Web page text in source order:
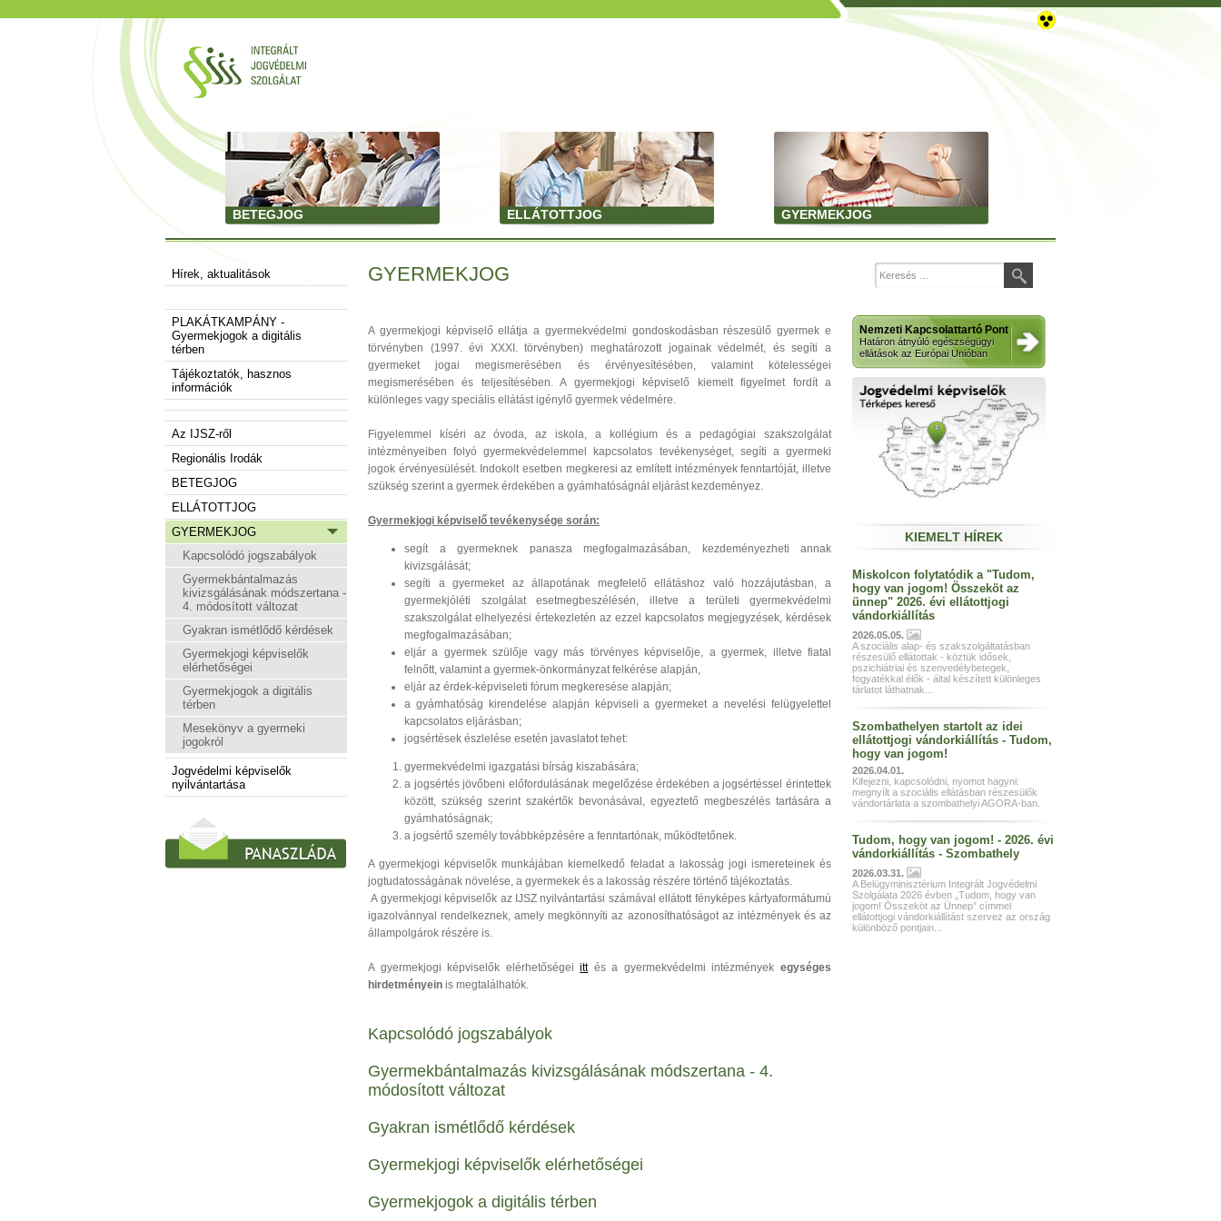
BETEGJOG ELLÁTOTTJOG GYERMEKJOG
Hírek, aktualitások
PLAKÁTKAMPÁNY -
Gyermekjogok a digitális
térben
Tájékoztatók, hasznos
információk
Az IJSZ-ről
Regionális Irodák
BETEGJOG
ELLÁTOTTJOG
GYERMEKJOG
Kapcsolódó jogszabályok
Gyermekbántalmazás
kivizsgálásának módszertana -
4. módosított változat
Gyakran ismétlődő kérdések
Gyermekjogi képviselők
elérhetőségei
Gyermekjogok a digitális
térben
Mesekönyv a gyermeki
jogokról
Jogvédelmi képviselők
nyilvántartása
GYERMEKJOG
A gyermekjogi képviselő ellátja a gyermekvédelmi gondoskodásban részesülő gyermek e
törvényben (1997. évi XXXI. törvényben) meghatározott jogainak védelmét, és segíti a
gyermeket jogai megismerésében és érvényesítésében, valamint kötelességei
megismerésében és teljesítésében. A gyermekjogi képviselő kiemelt figyelmet fordít a
különleges vagy speciális ellátást igénylő gyermek védelmére.
Figyelemmel kíséri az óvoda, az iskola, a kollégium és a pedagógiai szakszolgálat
intézményeiben folyó gyermekvédelemmel kapcsolatos tevékenységet, segíti a gyermeki
jogok érvényesülését. Indokolt esetben megkeresi az említett intézmények fenntartóját, illetve
szükség szerint a gyermek érdekében a gyámhatóságnál eljárást kezdeményez.
Gyermekjogi képviselő tevékenysége során:
segít a gyermeknek panasza megfogalmazásában, kezdeményezheti annak
kivizsgálását;
segíti a gyermeket az állapotának megfelelő ellátáshoz való hozzájutásban, a
gyermekjóléti szolgálat esetmegbeszélésén, illetve a területi gyermekvédelmi
szakszolgálat elhelyezési értekezletén az ezzel kapcsolatos megjegyzések, kérdések
megfogalmazásában;
eljár a gyermek szülője vagy más törvényes képviselője, a gyermek, illetve fiatal
felnőtt, valamint a gyermek-önkormányzat felkérése alapján,
eljár az érdek-képviseleti fórum megkeresése alapján;
a gyámhatóság kirendelése alapján képviseli a gyermeket a nevelési felügyelettel
kapcsolatos eljárásban;
jogsértések észlelése esetén javaslatot tehet:
gyermekvédelmi igazgatási bírság kiszabására;
a jogsértés jövőbeni előfordulásának megelőzése érdekében a jogsértéssel érintettek
között, szükség szerint szakértők bevonásával, egyeztető megbeszélés tartására a
gyámhatóságnak;
a jogsértő személy továbbképzésére a fenntartónak, működtetőnek.
A gyermekjogi képviselők munkájában kiemelkedő feladat a lakosság jogi ismereteinek és
jogtudatosságának növelése, a gyermekek és a lakosság részére történő tájékoztatás.
A gyermekjogi képviselők az IJSZ nyilvántartási számával ellátott fényképes kártyaformátumú
igazolvánnyal rendelkeznek, amely megkönnyíti az azonosíthatóságot az intézmények és az
állampolgárok részére is.
A gyermekjogi képviselők elérhetőségeiittés a gyermekvédelmi intézményekegységes
hirdetményein is megtalálhatók.
Kapcsolódó jogszabályok
Gyermekbántalmazás kivizsgálásának módszertana - 4.
módosított változat
Gyakran ismétlődő kérdések
Gyermekjogi képviselők elérhetőségei
Gyermekjogok a digitális térben
Nemzeti Kapcsolattartó Pont
Határon átnyúló egészségügyi
ellátások az Európai Unióban
KIEMELT HÍREK
Miskolcon folytatódik a "Tudom,
hogy van jogom! Összeköt az
ünnep" 2026. évi ellátottjogi
vándorkiállítás
2026.05.05.
A szociális alap- és szakszolgáltatásban
részesülő ellátottak - köztük idősek,
pszichiátriai és szenvedélybetegek,
fogyatékkal élők - által készített különleges
tárlatot láthatnak...
Szombathelyen startolt az idei
ellátottjogi vándorkiállítás - Tudom,
hogy van jogom!
2026.04.01.
Kifejezni, kapcsolódni, nyomot hagyni:
megnyílt a szociális ellátásban részesülők
vándortárlata a szombathelyi AGORA-ban.
Tudom, hogy van jogom! - 2026. évi
vándorkiállítás - Szombathely
2026.03.31.
A Belügyminisztérium Integrált Jogvédelmi
Szolgálata 2026 évben „Tudom, hogy van
jogom! Összeköt az Ünnep” címmel
ellátottjogi vándorkiállítást szervez az ország
különböző pontjain...